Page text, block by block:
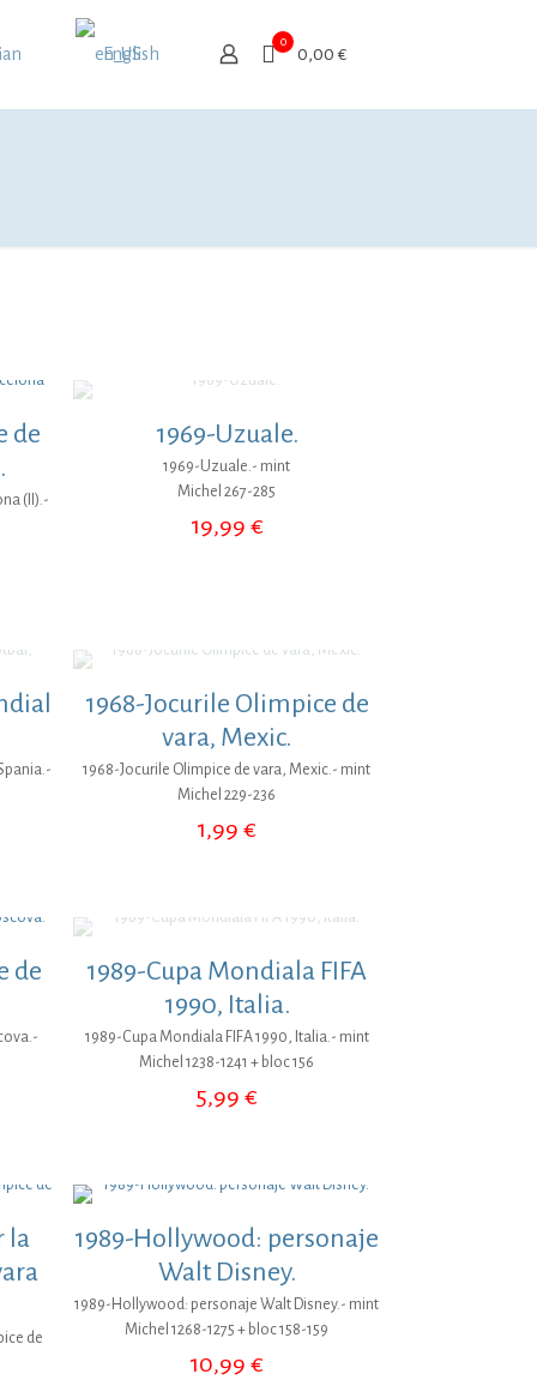
English
0
0,00 €
de
(II).-
€.
1969-Uzuale.
1969-Uzuale.- mint
Michel 267-285
19,99 €
1968-Jocurile Olimpice de
vara, Mexic.
1968-Jocurile Olimpice de vara, Mexic.- mint
Michel 229-236
1,99€
de
1989-Cupa Mondiala FIFA
1990, Italia.
1989-Cupa Mondiala FIFA 1990, Italia.- mint
Michel 1238-1241 + bloc 156
5,99€
la
de
1989-Hollywood: personaje
Walt Disney.
1989-Hollywood: personaje Walt Disney.- mint
Michel 1268-1275 + bloc 158-159
10,99€